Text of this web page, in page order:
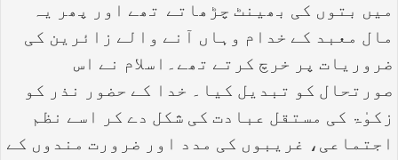
میں بتوں کی بھینٹ چڑھاتے تھے اور پھر یہ
مال معبد کے خدام وہاں آنے والے زائرین کی
ضروریات پر خرچ کرتے تھے۔اسلام نے اس
صورتحال کو تبدیل کیا۔ خدا کے حضور نذر کو
زکوٰۃ کی مستقل عبادت کی شکل دے کر اسے نظم
اجتماعی، غریبوں کی مدد اور ضرورت مندوں کے